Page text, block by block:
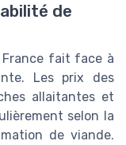
de
France fait face à
Les prix des
allaitantes et
selon la
de viande.